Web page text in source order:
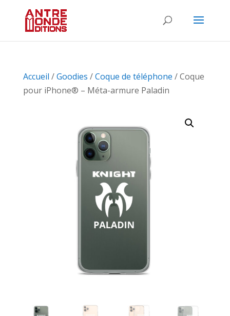
Accueil /Goodies /Coque de téléphone / Coque
pour iPhone® – Méta-armure Paladin